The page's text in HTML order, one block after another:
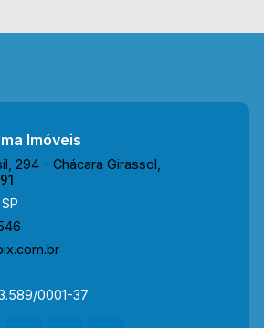
Imóveis
294 - Chácara Girassol,
0001-37